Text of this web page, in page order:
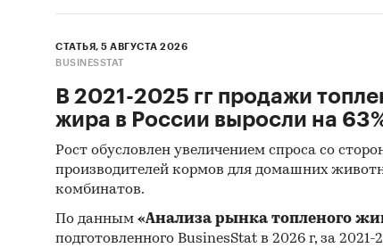
СТАТЬЯ, 5 АВГУСТА 2026
BUSINESSTAT
В 2021-2025 гг продажи
жира в России выросли на
Рост обусловлен увеличением спроса со
производителей кормов для домашних
комбинатов.
По данным «Анализа рынка топленого
подготовленного BusinesStat в 2026 г, за